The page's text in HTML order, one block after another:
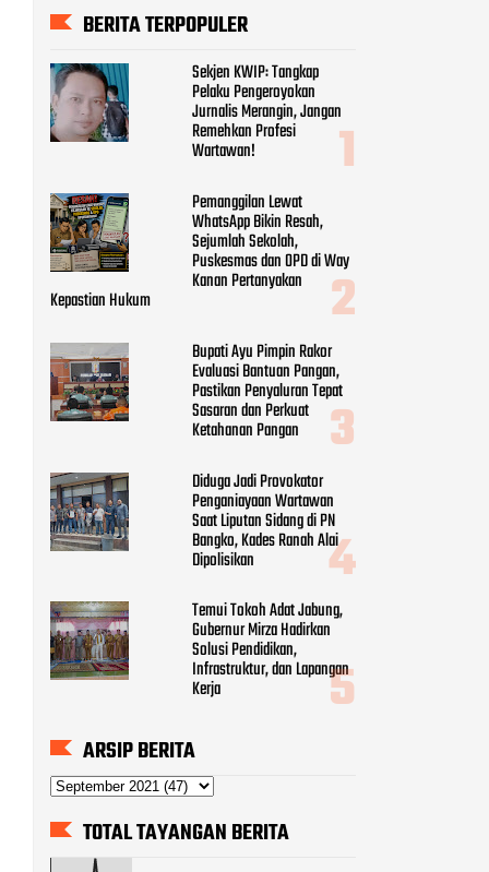
BERITA TERPOPULER
Sekjen KWIP: Tangkap
Pelaku Pengeroyokan
Jurnalis Merangin, Jangan
Remehkan Profesi
Wartawan!
Pemanggilan Lewat
WhatsApp Bikin Resah,
Sejumlah Sekolah,
Puskesmas dan OPD di Way
Kanan Pertanyakan
Kepastian Hukum
Bupati Ayu Pimpin Rakor
Evaluasi Bantuan Pangan,
Pastikan Penyaluran Tepat
Sasaran dan Perkuat
Ketahanan Pangan
Diduga Jadi Provokator
Penganiayaan Wartawan
Saat Liputan Sidang di PN
Bangko, Kades Ranah Alai
Dipolisikan
Temui Tokoh Adat Jabung,
Gubernur Mirza Hadirkan
Solusi Pendidikan,
Infrastruktur, dan Lapangan
Kerja
ARSIP BERITA
TOTAL TAYANGAN BERITA